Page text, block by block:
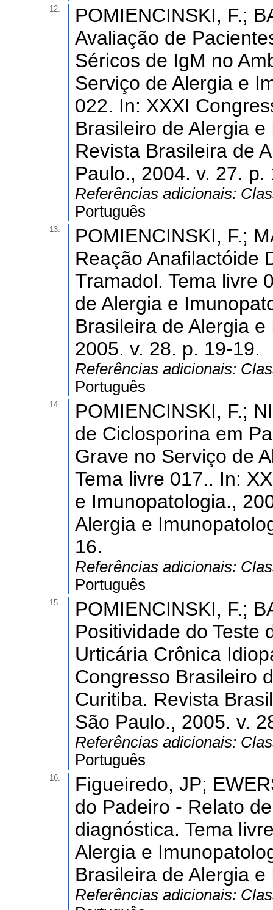
12.
POMIENCINSKI, F.;
Avaliação de
Séricos de IgM no
Serviço de Alergia e
022. In: XXXI
Brasileiro de Alergia
Revista Brasileira de
Paulo., 2004. v. 27. p.
Referências adicionais:
Português
13.
POMIENCINSKI, F.;
Reação Anafilactóide
Tramadol. Tema livre
de Alergia e
Brasileira de Alergia
2005. v. 28. p. 19-19.
Referências adicionais:
Português
14.
POMIENCINSKI, F.;
de Ciclosporina em
Grave no Serviço de
Tema livre 017.. In:
e Imunopatologia.,
Alergia e
16.
Referências adicionais:
Português
15.
POMIENCINSKI, F.;
Positividade do Teste
Urticária Crônica
Congresso Brasileiro
Curitiba. Revista
São Paulo., 2005. v.
Referências adicionais:
Português
16.
Figueiredo, JP;
do Padeiro - Relato
diagnóstica. Tema
Alergia e
Brasileira de Alergia
Referências adicionais: